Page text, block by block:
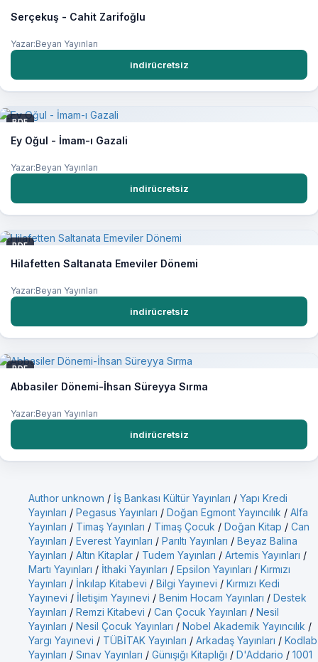
Serçekuş - Cahit Zarifoğlu
Yazar:Beyan Yayınları
indirücretsiz
PDF
Ey Oğul - İmam-ı Gazali
Yazar:Beyan Yayınları
indirücretsiz
PDF
Hilafetten Saltanata Emeviler Dönemi
Yazar:Beyan Yayınları
indirücretsiz
PDF
Abbasiler Dönemi-İhsan Süreyya Sırma
Yazar:Beyan Yayınları
indirücretsiz
Author unknown / İş Bankası Kültür Yayınları / Yapı Kredi
Yayınları / Pegasus Yayınları / Doğan Egmont Yayıncılık / Alfa
Yayınları / Timaş Yayınları / Timaş Çocuk / Doğan Kitap / Can
Yayınları / Everest Yayınları / Parıltı Yayınları / Beyaz Balina
Yayınları / Altın Kitaplar / Tudem Yayınları / Artemis Yayınları /
Martı Yayınları / İthaki Yayınları / Epsilon Yayınları / Kırmızı
Yayınları / İnkılap Kitabevi / Bilgi Yayınevi / Kırmızı Kedi
Yayınevi / İletişim Yayınevi / Benim Hocam Yayınları / Destek
Yayınları / Remzi Kitabevi / Can Çocuk Yayınları / Nesil
Yayınları / Nesil Çocuk Yayınları / Nobel Akademik Yayıncılık /
Yargı Yayınevi / TÜBİTAK Yayınları / Arkadaş Yayınları / Kodlab
Yayınları / Sınav Yayınları / Günışığı Kitaplığı / D'Addario / 1001